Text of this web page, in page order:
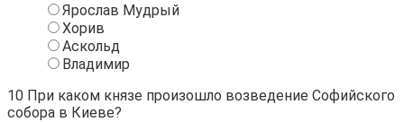
Ярослав Мудрый
Хорив
Аскольд
Владимир
10 При каком князе произошло возведение Софийского
собора в Киеве?